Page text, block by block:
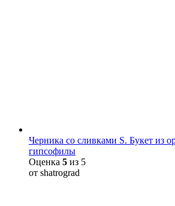
Черника со сливками S. Букет из
гипсофилы
Оценка 5 из 5
от shatrograd